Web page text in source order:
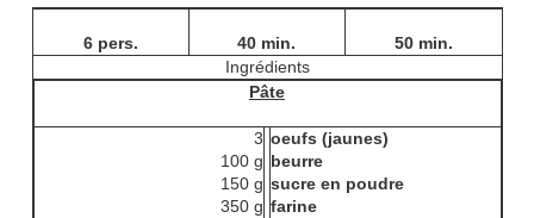
6 pers. 40 min.
50 min.
Ingrédients
Pâte
3
100 g
150 g
350 g
oeufs (jaunes)
beurre
sucre en poudre
farine